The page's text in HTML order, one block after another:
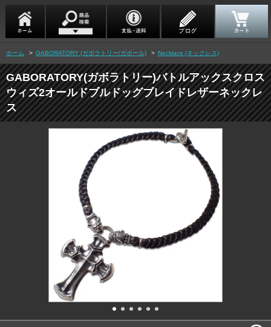
ホーム > GABORATORY (ガボラトリー/ガボール) > Necklace (ネックレス)
GABORATORY(ガボラトリー)バトルアックスクロス
ウィズ2オールドブルドッグブレイドレザーネックレ
ス